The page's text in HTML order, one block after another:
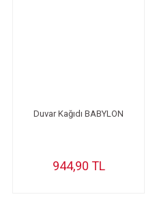
Duvar Kağıdı BABYLON
944,90 TL